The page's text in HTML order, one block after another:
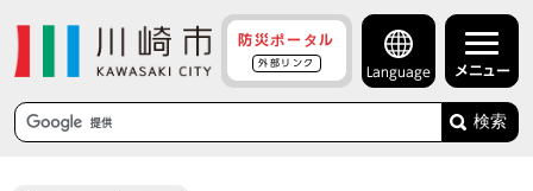
防災ポータル
外部リンク
Language メニュー
検索